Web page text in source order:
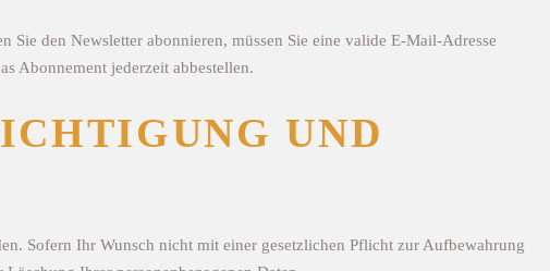
den Newsletter abonnieren, müssen Sie eine valide E-Mail-Adresse
Abonnement jederzeit abbestellen.
UND
Sofern Ihr Wunsch nicht mit einer gesetzlichen Pflicht zur Aufbewahrung